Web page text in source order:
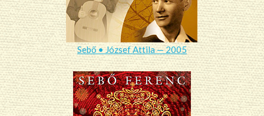
Sebő • József Attila — 2005